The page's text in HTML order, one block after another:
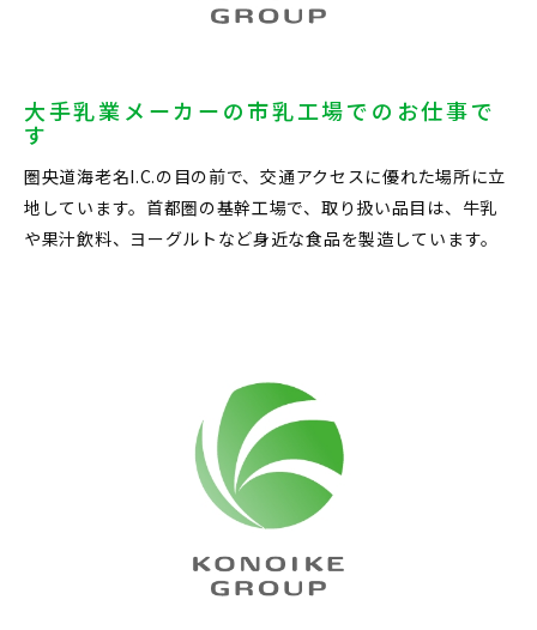
大手乳業メーカーの市乳工場でのお仕事で
す
圏央道海老名I.C.の目の前で、交通アクセスに優れた場所に立
地しています。首都圏の基幹工場で、取り扱い品目は、牛乳
や果汁飲料、ヨーグルトなど身近な食品を製造しています。